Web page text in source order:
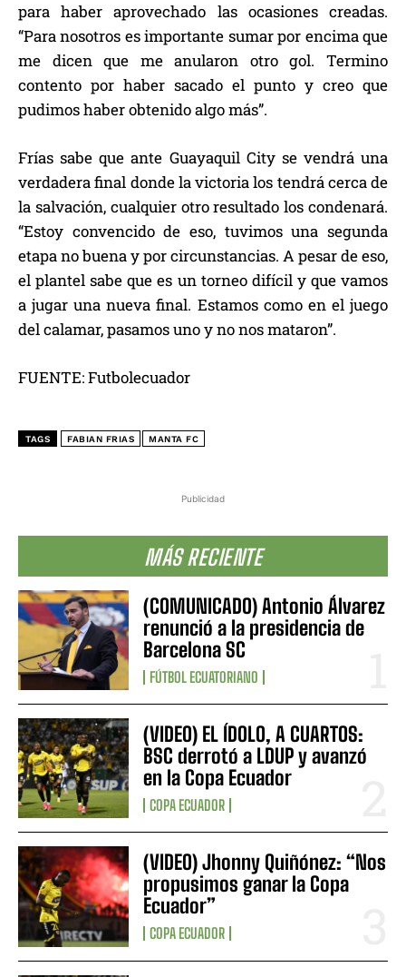
Publicidad
MÁS RECIENTE
(COMUNICADO) Antonio Álvarez
renunció a la presidencia de
Barcelona SC
FÚTBOL ECUATORIANO
(VIDEO) EL ÍDOLO, A CUARTOS:
BSC derrotó a LDUP y avanzó
en la Copa Ecuador
COPA ECUADOR
(VIDEO) Jhonny Quiñónez: “Nos
propusimos ganar la Copa
Ecuador”
COPA ECUADOR
para haber aprovechado las ocasiones creadas.
“Para nosotros es importante sumar por encima que
me dicen que me anularon otro gol. Termino
contento por haber sacado el punto y creo que
pudimos haber obtenido algo más”.
Frías sabe que ante Guayaquil City se vendrá una
verdadera final donde la victoria los tendrá cerca de
la salvación, cualquier otro resultado los condenará.
“Estoy convencido de eso, tuvimos una segunda
etapa no buena y por circunstancias. A pesar de eso,
el plantel sabe que es un torneo difícil y que vamos
a jugar una nueva final. Estamos como en el juego
del calamar, pasamos uno y no nos mataron”.
FUENTE: Futbolecuador
TAGS FABIAN FRIAS MANTA FC